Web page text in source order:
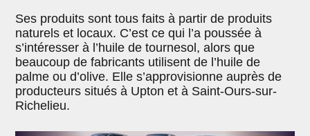
Ses produits sont tous faits à partir de produits
naturels et locaux. C’est ce qui l’a poussée à
s’intéresser à l’huile de tournesol, alors que
beaucoup de fabricants utilisent de l’huile de
palme ou d’olive. Elle s’approvisionne auprès de
producteurs situés à Upton et à Saint-Ours-sur-
Richelieu.